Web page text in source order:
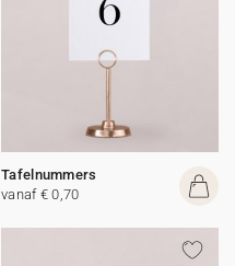
Tafelnummers
vanaf € 0,70